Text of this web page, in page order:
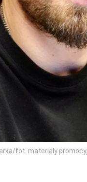
fot. materiały